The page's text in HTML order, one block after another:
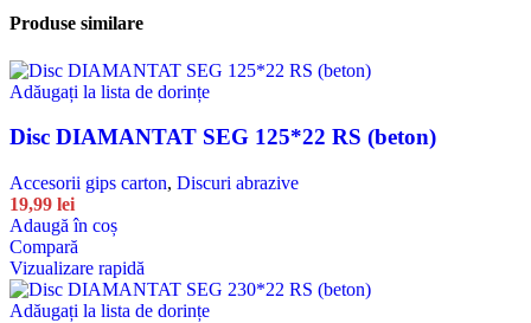
Produse similare
Adăugați la lista de dorințe
Disc DIAMANTAT SEG 125*22 RS (beton)
Accesorii gips carton, Discuri abrazive
19,99 lei
Adaugă în coș
Compară
Vizualizare rapidă
Adăugați la lista de dorințe